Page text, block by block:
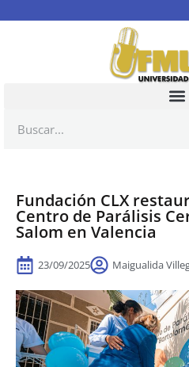
Fundación CLX
Centro de Parálisis
Salom en Valencia
23/09/2025 Maigualida